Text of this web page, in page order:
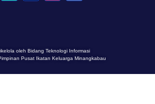
oleh Bidang Teknologi Informasi
Pusat Ikatan Keluarga Minangkabau